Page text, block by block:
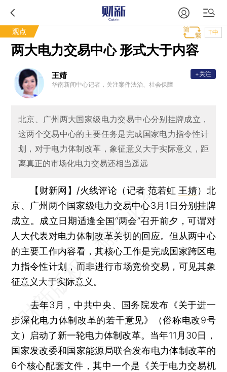
观点 T中
两大电力交易中心 形式大于内容
王婧
华南新闻中心记者，关注案件法治、社会保障
+关注
北京、广州两大国家级电力交易中心分别挂牌成立，
这两个交易中心的主要任务是完成国家电力指令性计
划，对于电力体制改革，象征意义大于实际意义，距
离真正的市场化电力交易还相当遥远
【财新网】/火线评论（记者 范若虹 王婧） 北
京、广州两个国家级电力交易中心3月1日分别挂牌
成立。成立日期适逢全国“两会”召开前夕，可谓对
人大代表对电力体制改革关切的回应。但从两中心
的主要工作内容看，其核心工作是完成国家跨区电
力指令性计划，而非进行市场竞价交易，可见其象
征意义大于实际意义。
去年3月，中共中央、国务院发布《关于进一
步深化电力体制改革的若干意见》（俗称电改9号
文）启动了新一轮电力体制改革。当年11月30日，
国家发改委和国家能源局联合发布电力体制改革的
6个核心配套文件，其中一个是《关于电力交易机